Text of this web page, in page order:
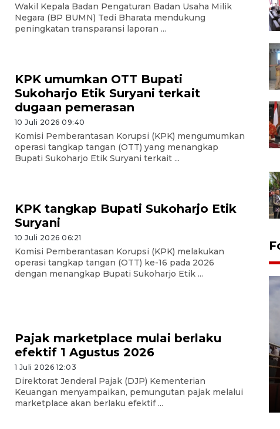
Wakil Kepala Badan Pengaturan Badan Usaha Milik
Negara (BP BUMN) Tedi Bharata mendukung
peningkatan transparansi laporan ...
KPK umumkan OTT Bupati
Sukoharjo Etik Suryani terkait
dugaan pemerasan
10 Juli 2026 09:40
Komisi Pemberantasan Korupsi (KPK) mengumumkan
operasi tangkap tangan (OTT) yang menangkap
Bupati Sukoharjo Etik Suryani terkait ...
KPK tangkap Bupati Sukoharjo Etik
Suryani
10 Juli 2026 06:21
Komisi Pemberantasan Korupsi (KPK) melakukan
operasi tangkap tangan (OTT) ke-16 pada 2026
dengan menangkap Bupati Sukoharjo Etik ...
Pajak marketplace mulai berlaku
efektif 1 Agustus 2026
1 Juli 2026 12:03
Direktorat Jenderal Pajak (DJP) Kementerian
Keuangan menyampaikan, pemungutan pajak melalui
marketplace akan berlaku efektif ...
Unjuk rasa protes penataan
Pasar Higienis
5 Mei 2026 05:32